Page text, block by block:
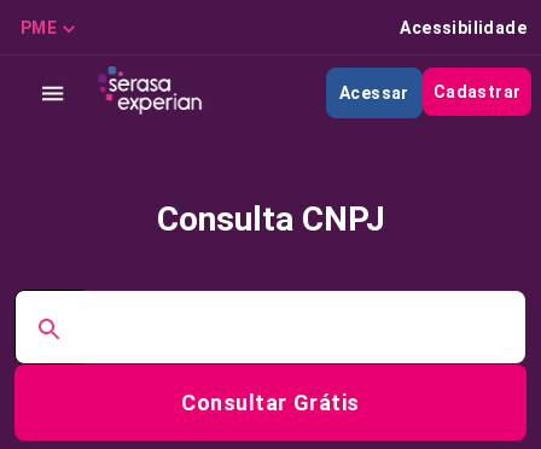
PME Acessibilidade
Acessar Cadastrar
Consulta CNPJ
Consultar Grátis